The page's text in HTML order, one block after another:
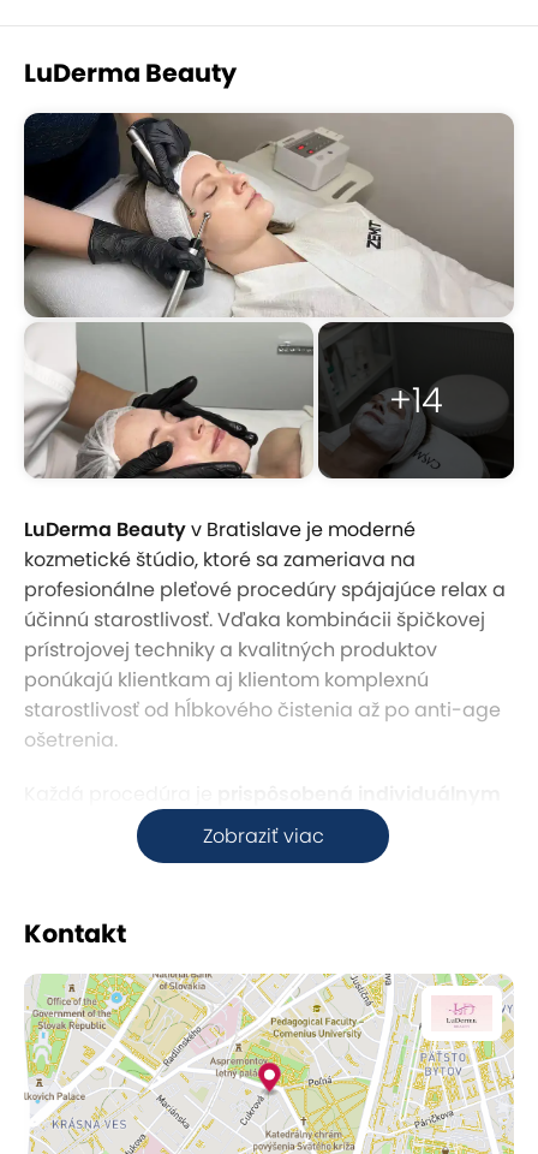
LuDerma Beauty
+14
Zobraziť viac
LuDerma Beautyv Bratislave je moderné
kozmetické štúdio, ktoré sa zameriava na
profesionálne pleťové procedúry spájajúce relax a
účinnú starostlivosť. Vďaka kombinácii špičkovej
prístrojovej techniky a kvalitných produktov
ponúkajú klientkam aj klientom komplexnú
starostlivosť od hĺbkového čistenia až po anti-age
ošetrenia.
potrebám pleti
– od hydratačných ošetrení, cez
liftingové terapie až po regeneračné kúry. V
a krásu vašej pokožky.
Kontakt